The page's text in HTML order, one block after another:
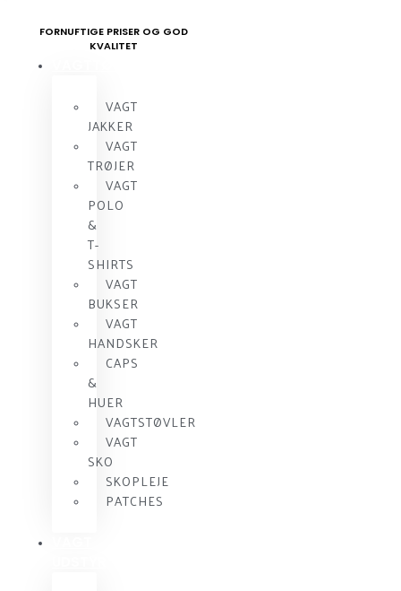
FORNUFTIGE PRISER OG GOD
KVALITET
VAGT
JAKKER
VAGT
TRØJER
VAGT
POLO
&
T-
SHIRTS
VAGT
BUKSER
VAGT
HANDSKER
CAPS
&
HUER
VAGTSTØVLER
VAGT
SKO
SKOPLEJE
PATCHES